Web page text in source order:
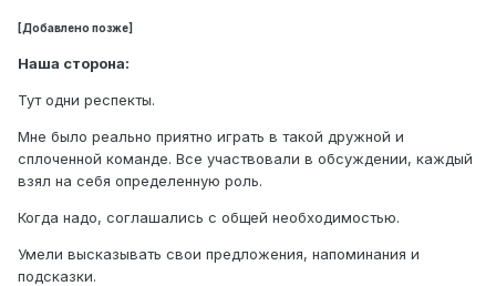
[Добавлено позже]
Наша сторона:
Тут одни респекты.
Мне было реально приятно играть в такой дружной и
сплоченной команде. Все участвовали в обсуждении, каждый
взял на себя определенную роль.
Когда надо, соглашались с общей необходимостью.
Умели высказывать свои предложения, напоминания и
подсказки.